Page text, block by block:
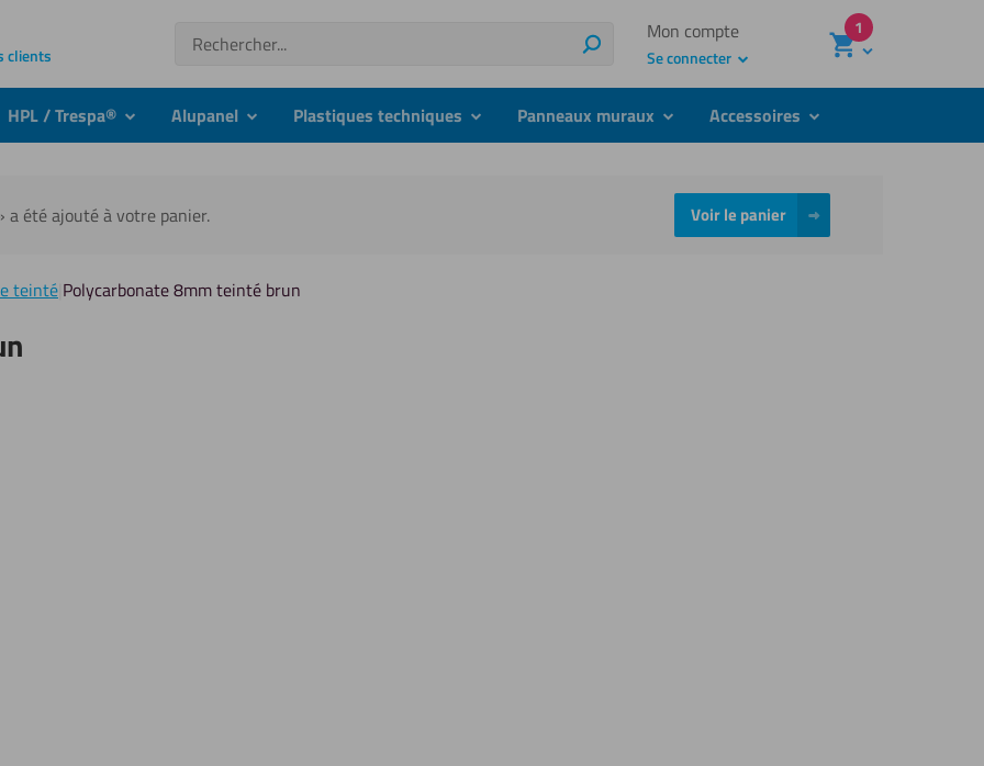
clients
Recherche
Recherche
Mon compte
Se connecter
1
HPL / Trespa® submenuAlupanel submenuPlastiques techniques submenuPanneaux muraux submenuAccessoires submenu
a été ajouté à votre panier. Voir le panier
teinté Polycarbonate 8mm teinté brun